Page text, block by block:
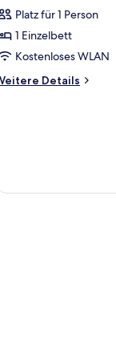
Platz für 1 Person
1 Einzelbett
Kostenloses WLAN
Details